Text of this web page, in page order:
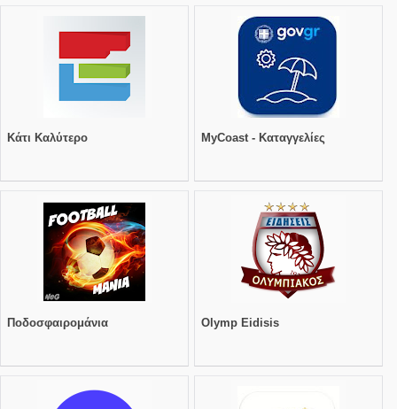
Κάτι Καλύτερο MyCoast - Καταγγελίες
Ποδοσφαιρομάνια Olymp Eidisis